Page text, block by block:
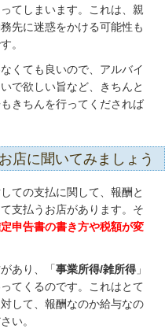
ってしまいます。これは、親
先に迷惑をかける可能性も
。
くても良いので、アルバイ
で欲しい旨など、きちんと
きちんを行ってくだされば
店に聞いてみましょう
ての支払に関して、報酬と
支払うお店があります。そ
申告書の書き方や税額が変
あり、「事業所得/雑所得 」
てくるのです。これはとて
して、報酬なのか給与なの
い。